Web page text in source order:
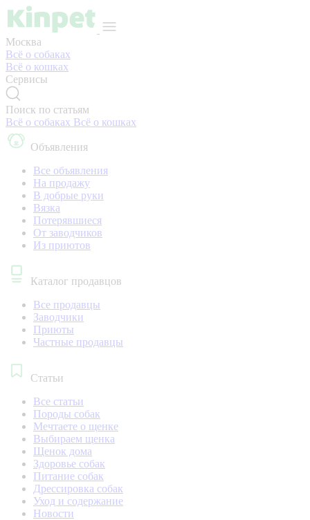
Москва
Всё о собаках
Всё о кошках
Сервисы
Поиск по статьям
Всё о собаках Всё о кошках
Объявления
Все объявления
На продажу
В добрые руки
Вязка
Потерявшиеся
От заводчиков
Из приютов
Каталог продавцов
Все продавцы
Заводчики
Приюты
Частные продавцы
Статьи
Все статьи
Породы собак
Мечтаете о щенке
Выбираем щенка
Щенок дома
Здоровье собак
Питание собак
Дрессировка собак
Уход и содержание
Новости